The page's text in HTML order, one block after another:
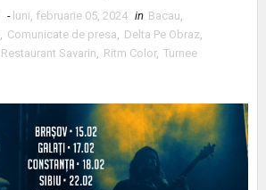
- luni, februarie 05, 2024 in Bacau,
, Comunicate de presa, Delta Pe Obraz,
Restaurant Savarin, Ritm Color, Turnee